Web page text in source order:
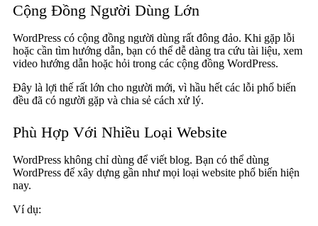
Cộng Đồng Người Dùng Lớn
WordPress có cộng đồng người dùng rất đông đảo. Khi gặp lỗi
hoặc cần tìm hướng dẫn, bạn có thể dễ dàng tra cứu tài liệu, xem
video hướng dẫn hoặc hỏi trong các cộng đồng WordPress.
Đây là lợi thế rất lớn cho người mới, vì hầu hết các lỗi phổ biến
đều đã có người gặp và chia sẻ cách xử lý.
Phù Hợp Với Nhiều Loại Website
WordPress không chỉ dùng để viết blog. Bạn có thể dùng
WordPress để xây dựng gần như mọi loại website phổ biến hiện
nay.
Ví dụ: